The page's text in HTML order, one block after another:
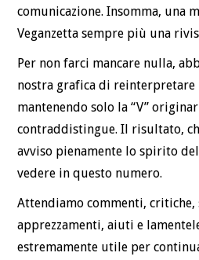
comunicazione. Insomma, una
Veganzetta sempre più una
Per non farci mancare nulla,
nostra grafica di reinterpretare
mantenendo solo la “V”
contraddistingue. Il risultato,
avviso pienamente lo spirito
vedere in questo numero.
Attendiamo commenti,
apprezzamenti, aiuti e
estremamente utile per